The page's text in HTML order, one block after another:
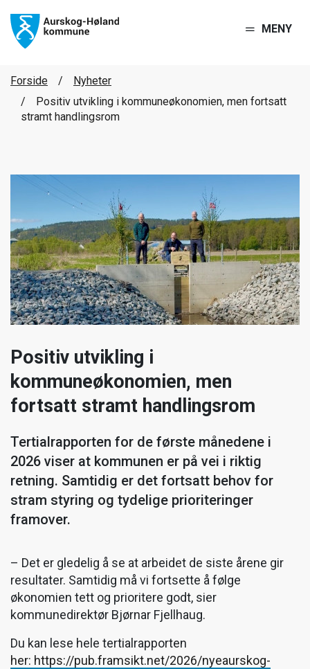
MENY
Forside
Nyheter
Positiv utvikling i kommuneøkonomien, men fortsatt
stramt handlingsrom
Positiv utvikling i
kommuneøkonomien, men
fortsatt stramt handlingsrom
Tertialrapporten for de første månedene i
2026 viser at kommunen er på vei i riktig
retning. Samtidig er det fortsatt behov for
stram styring og tydelige prioriteringer
framover.
– Det er gledelig å se at arbeidet de siste årene gir
resultater. Samtidig må vi fortsette å følge
økonomien tett og prioritere godt, sier
kommunedirektør Bjørnar Fjellhaug.
Du kan lese hele tertialrapporten
her: https://pub.framsikt.net/2026/nyeaurskog-